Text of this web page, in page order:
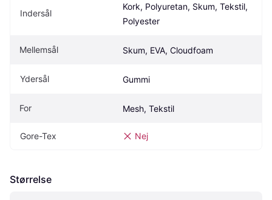
Indersål
Kork, Polyuretan, Skum, Tekstil,
Polyester
Mellemsål Skum, EVA, Cloudfoam
Ydersål Gummi
For Mesh, Tekstil
Gore-Tex Nej
Størrelse